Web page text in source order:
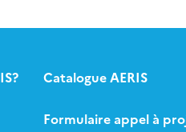
Catalogue AERIS
Formulaire appel à